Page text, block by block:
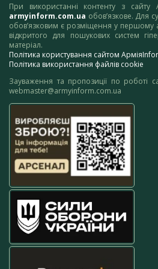
При використанні контенту з
armyinform.com.ua обов’язкове. Для
обов’язковим є розміщення у першому
відкритого для пошукових систем
матеріал.
Політика користування сайтом
Політика використання файлів cookie
Зауваження та пропозиції по роботі
webmaster@armyinform.com.ua